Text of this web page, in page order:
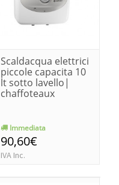
Scaldacqua elettrici
piccole capacita 10
lt sotto lavello|
chaffoteaux
Immediata
90,60€
IVA Inc.